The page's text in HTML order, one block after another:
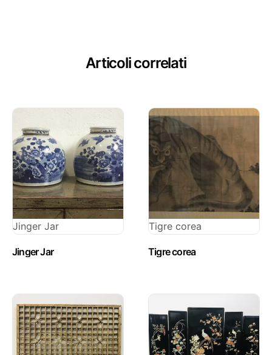
Articoli correlati
Jinger Jar
Jinger Jar
Tigre corea
Tigre corea